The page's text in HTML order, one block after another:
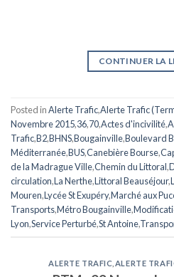
CONTINUER LA
Posted inAlerte Trafic,Alerte Trafic
Novembre 2015,36,70,Actes d'incivilité,
Trafic,B2,BHNS,Bougainville,Boulevard
Méditerranée,BUS,Canebière Bourse,
de la Madrague Ville,Chemin du Littoral,
circulation,La Nerthe,Littoral Beauséjour,
Mouren,Lycée St Exupéry,Marché aux
Transports,Métro Bougainville,
Lyon,Service Perturbé,St Antoine,
ALERTE TRAFIC ALERTE